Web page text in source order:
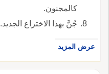
كالمجنون.
جُنَّ بهذا الاختراع الجديد.
عرض المزيد